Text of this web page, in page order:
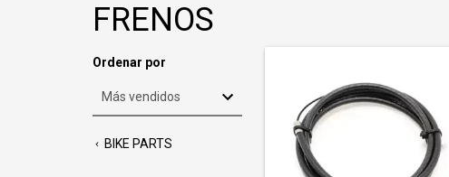
FRENOS
Ordenar por
BIKE PARTS